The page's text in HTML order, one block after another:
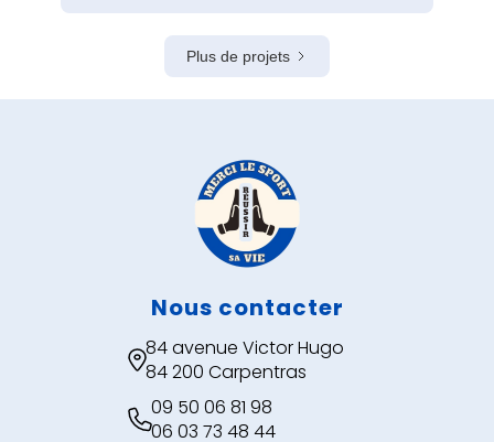
Plus de projets
Nous contacter
84 avenue Victor Hugo
84 200 Carpentras
09 50 06 81 98
06 03 73 48 44